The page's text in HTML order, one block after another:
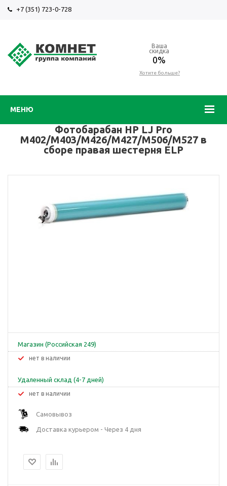
+7 (351) 723-0-728
МЕНЮ
Ваша
скидка
0%
Хотите больше?
Фотобарабан HP LJ Pro
M402/M403/M426/M427/M506/M527 в
сборе правая шестерня ELP
Магазин (Российская 249)
Нет в наличии
Удаленный склад (4-7 дней)
Нет в наличии
Самовывоз
Доставка курьером - Через 4 дня